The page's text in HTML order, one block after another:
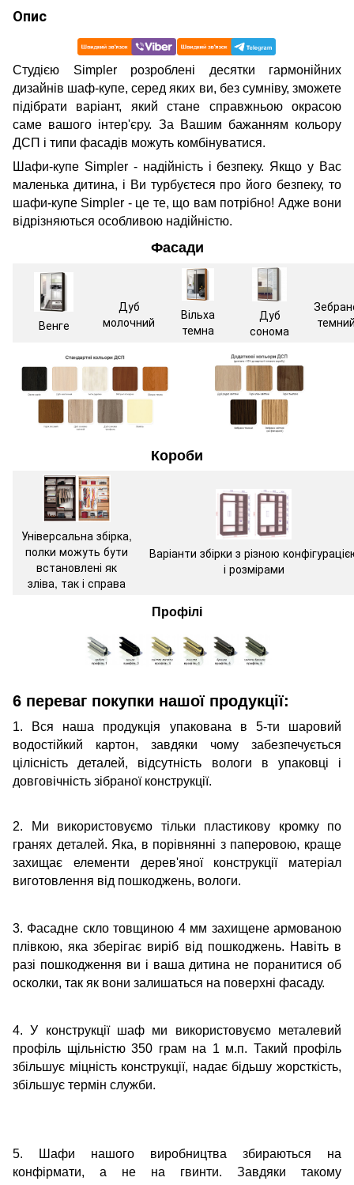
Опис
Студією Simpler розроблені десятки гармонійних
дизайнів шаф-купе, серед яких ви, без сумніву, зможете
підібрати варіант, який стане справжньою окрасою
саме вашого інтер'єру. За Вашим бажанням кольору
ДСП і типи фасадів можуть комбінуватися.
Шафи-купе Simpler - надійність і безпеку. Якщо у Вас
маленька дитина, і Ви турбуєтеся про його безпеку, то
шафи-купе Simpler - це те, що вам потрібно! Адже вони
відрізняються особливою надійністю.
Фасади
Венге
Дуб
молочний
Вільха
темна
Дуб
сонома
Короби
Універсальна збірка,
полки можуть бути
встановлені як
зліва, так і справа
Варіанти збірки з різною
і розмірами
Профілі
6 переваг покупки нашої продукції:
1. Вся наша продукція упакована в 5-ти шаровий
водостійкий картон, завдяки чому забезпечується
цілісність деталей, відсутність вологи в упаковці і
довговічність зібраної конструкції.
2. Ми використовуємо тільки пластикову кромку по
гранях деталей. Яка, в порівнянні з паперовою, краще
захищає елементи дерев'яної конструкції матеріал
виготовлення від пошкоджень, вологи.
3. Фасадне скло товщиною 4 мм захищене армованою
плівкою, яка зберігає виріб від пошкоджень. Навіть в
разі пошкодження ви і ваша дитина не поранитися об
осколки, так як вони залишаться на поверхні фасаду.
4. У конструкції шаф ми використовуємо металевий
профіль щільністю 350 грам на 1 м.п. Такий профіль
збільшує міцність конструкції, надає бідьшу жорсткість,
збільшує термін служби.
5. Шафи нашого виробництва збираються на
конфірмати, а не на гвинти. Завдяки такому